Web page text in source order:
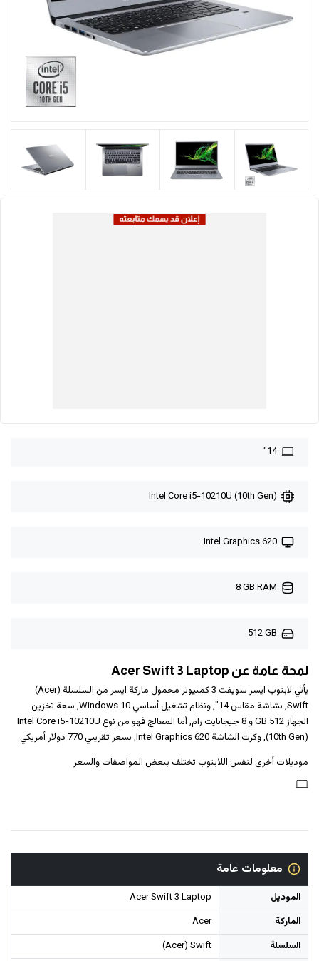
14"
Intel Core i5-10210U (10th Gen)
Intel Graphics 620
8 GB RAM
512 GB
لمحة عامة عن Acer Swift 3 Laptop
يأتي لابتوب ايسر سويفت 3 كمبيوتر محمول ماركة ايسر من السلسلة (Acer)
Swift, بشاشة مقاس 14", ونظام تشغيل أساسي Windows 10, سعة تخزين
الجهاز 512 GB و 8 جيجابايت رام, أما المعالج فهو من نوع Intel Core i5-10210U
(10th Gen), وكرت الشاشة Intel Graphics 620, بسعر تقريبي 770 دولار أمريكي.
موديلات أخرى لنفس اللابتوب تختلف ببعض المواصفات والسعر
معلومات عامة
الموديل
Acer Swift 3 Laptop
الماركة
Acer
السلسلة
(Acer) Swift